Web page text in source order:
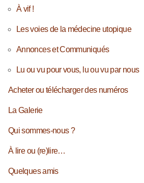
À vif !
Les voies de la médecine utopique
Annonces et Communiqués
Lu ou vu pour vous, lu ou vu par nous
Acheter ou télécharger des numéros
La Galerie
Qui sommes-nous ?
À lire ou (re)lire…
Quelques amis